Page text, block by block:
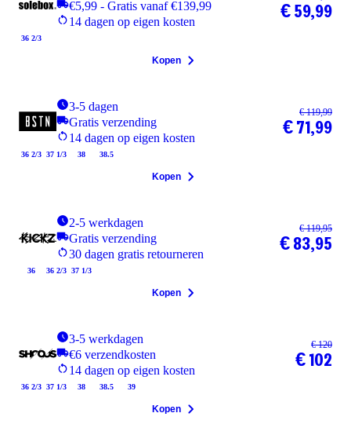
€5,99 - Gratis vanaf €139,99
14 dagen op eigen kosten
36 2/3
€ 59,99
Kopen
3-5 dagen
Gratis verzending
14 dagen op eigen kosten
36 2/3 37 1/3 38 38.5
€ 119,99
€ 71,99
Kopen
2-5 werkdagen
Gratis verzending
30 dagen gratis retourneren
36 36 2/3 37 1/3
€ 119,95
€ 83,95
Kopen
3-5 werkdagen
€6 verzendkosten
14 dagen op eigen kosten
36 2/3 37 1/3 38 38.5 39
€ 120
€ 102
Kopen